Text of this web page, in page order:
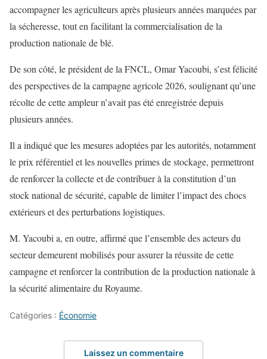
accompagner les agriculteurs après plusieurs années marquées par
la sécheresse, tout en facilitant la commercialisation de la
production nationale de blé.
De son côté, le président de la FNCL, Omar Yacoubi, s’est félicité
des perspectives de la campagne agricole 2026, soulignant qu’une
récolte de cette ampleur n’avait pas été enregistrée depuis
plusieurs années.
Il a indiqué que les mesures adoptées par les autorités, notamment
le prix référentiel et les nouvelles primes de stockage, permettront
de renforcer la collecte et de contribuer à la constitution d’un
stock national de sécurité, capable de limiter l’impact des chocs
extérieurs et des perturbations logistiques.
M. Yacoubi a, en outre, affirmé que l’ensemble des acteurs du
secteur demeurent mobilisés pour assurer la réussite de cette
campagne et renforcer la contribution de la production nationale à
la sécurité alimentaire du Royaume.
Catégories : Économie
Laissez un commentaire